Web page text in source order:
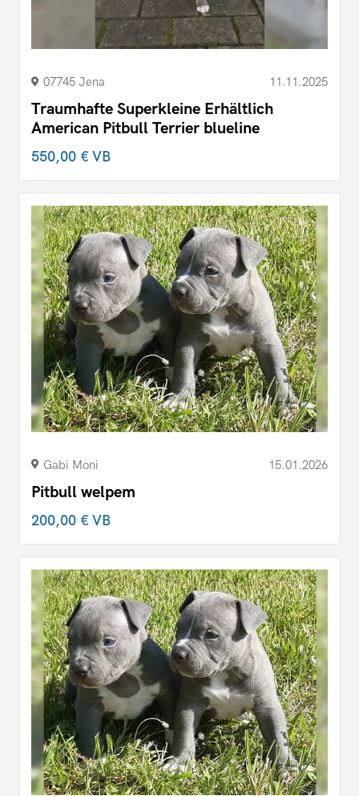
07745 Jena 11.11.2025
Traumhafte Superkleine Erhältlich
American Pitbull Terrier blueline
550,00 €VB
Gabi Moni 15.01.2026
Pitbull welpem
200,00 €VB